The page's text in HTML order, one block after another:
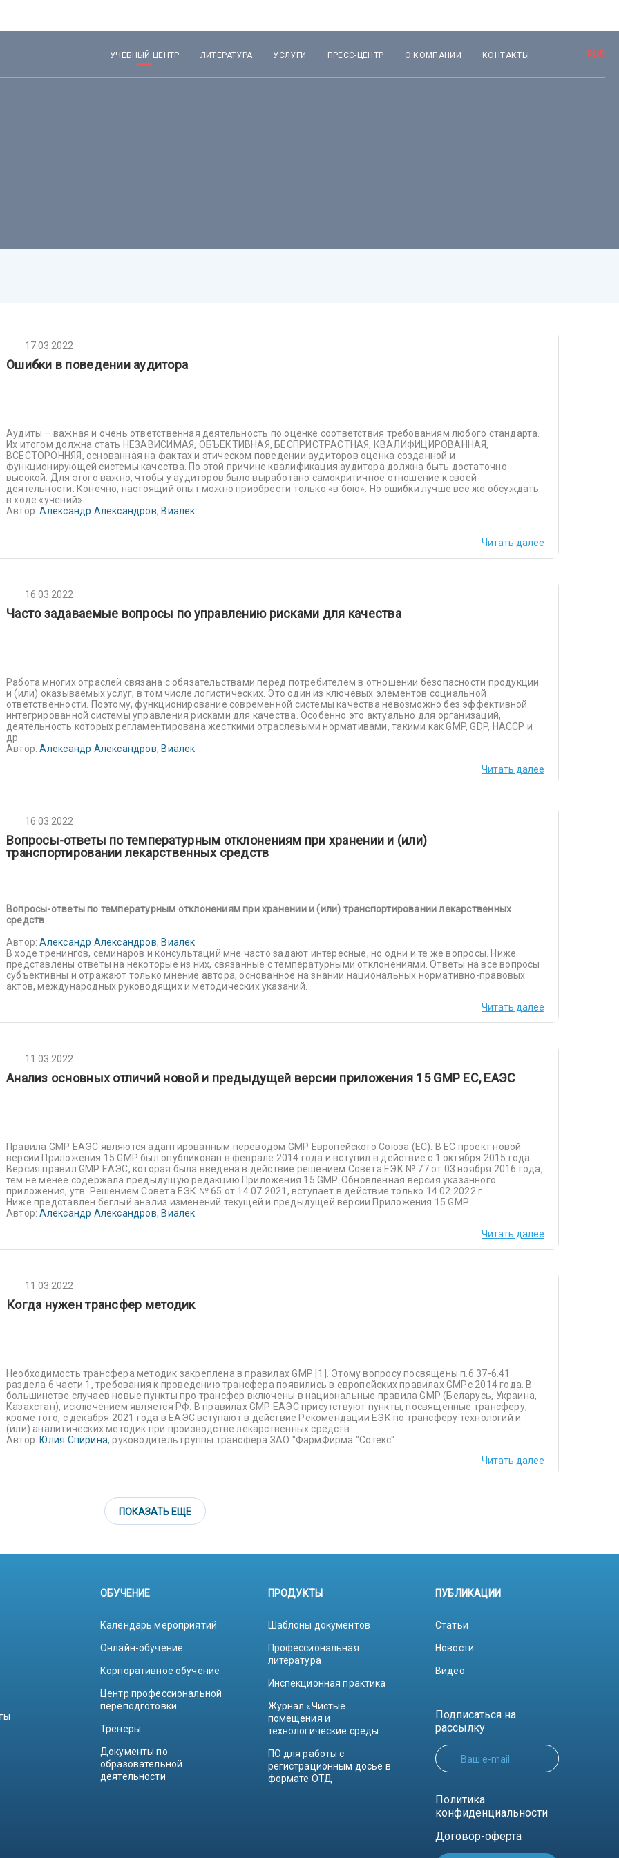
УЧЕБНЫЙ ЦЕНТР
Лекторы
ЛИТЕРАТУРА УСЛУГИ ПРЕСС-ЦЕНТР О КОМПАНИИ КОНТАКТЫ
17.03.2022
Ошибки в поведении аудитора
Аудиты – важная и очень ответственная деятельность по оценке соответствия требованиям любого стандарта.
Их итогом должна стать НЕЗАВИСИМАЯ, ОБЪЕКТИВНАЯ, БЕСПРИСТРАСТНАЯ, КВАЛИФИЦИРОВАННАЯ,
ВСЕСТОРОННЯЯ, основанная на фактах и этическом поведении аудиторов оценка созданной и
функционирующей системы качества. По этой причине квалификация аудитора должна быть достаточно
высокой. Для этого важно, чтобы у аудиторов было выработано самокритичное отношение к своей
деятельности. Конечно, настоящий опыт можно приобрести только «в бою». Но ошибки лучше все же обсуждать
в ходе «учений».
Автор:Александр Александров, Виалек
Читать далее
16.03.2022
Часто задаваемые вопросы по управлению рисками для качества
Работа многих отраслей связана с обязательствами перед потребителем в отношении безопасности продукции
и (или) оказываемых услуг, в том числе логистических. Это один из ключевых элементов социальной
ответственности. Поэтому, функционирование современной системы качества невозможно без эффективной
интегрированной системы управления рисками для качества. Особенно это актуально для организаций,
деятельность которых регламентирована жесткими отраслевыми нормативами, такими как GMP, GDP, HACCP и
др.
Автор:Александр Александров, Виалек
Читать далее
16.03.2022
Вопросы-ответы по температурным отклонениям при хранении и (или)
транспортировании лекарственных средств
Вопросы-ответы по температурным отклонениям при хранении и (или) транспортировании лекарственных
средств
Автор:Александр Александров, Виалек
В ходе тренингов, семинаров и консультаций мне часто задают интересные, но одни и те же вопросы. Ниже
представлены ответы на некоторые из них, связанные с температурными отклонениями. Ответы на все вопросы
субъективны и отражают только мнение автора, основанное на знании национальных нормативно-правовых
актов, международных руководящих и методических указаний.
Читать далее
11.03.2022
Анализ основных отличий новой и предыдущей версии приложения 15 GMP ЕС, ЕАЭС
Правила GMP ЕАЭС являются адаптированным переводом GMP Европейского Союза (ЕС). В ЕС проект новой
версии Приложения 15 GMP был опубликован в феврале 2014 года и вступил в действие с 1 октября 2015 года.
Версия правил GMP ЕАЭС, которая была введена в действие решением Совета ЕЭК № 77 от 03 ноября 2016 года,
тем не менее содержала предыдущую редакцию Приложения 15 GMP. Обновленная версия указанного
приложения, утв. Решением Совета ЕЭК № 65 от 14.07.2021, вступает в действие только 14.02.2022 г.
Ниже представлен беглый анализ изменений текущей и предыдущей версии Приложения 15 GMP.
Автор:Александр Александров, Виалек
Читать далее
11.03.2022
Когда нужен трансфер методик
Необходимость трансфера методик закреплена в правилах GMP [1]. Этому вопросу посвящены п.6.37-6.41
раздела 6 части 1, требования к проведению трансфера появились в европейских правилах GMPc 2014 года. В
большинстве случаев новые пункты про трансфер включены в национальные правила GMP (Беларусь, Украина,
Казахстан), исключением является РФ. В правилах GMP ЕАЭС присутствуют пункты, посвященные трансферу,
кроме того, с декабря 2021 года в ЕАЭС вступают в действие Рекомендации ЕЭК по трансферу технологий и
(или) аналитических методик при производстве лекарственных средств.
Автор: Юлия Спирина, руководитель группы трансфера ЗАО "ФармФирма "Сотекс"
Читать далее
ПОКАЗАТЬ ЕЩЕ
ОБУЧЕНИЕ
Календарь мероприятий
Онлайн-обучение
Корпоративное обучение
Центр профессиональной
переподготовки
Тренеры
Документы по
образовательной
деятельности
ПРОДУКТЫ
Шаблоны документов
Профессиональная
литература
Инспекционная практика
Журнал «Чистые
помещения и
технологические среды
ПО для работы с
регистрационным досье в
формате ОТД
ПУБЛИКАЦИИ
Статьи
Новости
Видео
Подписаться на
рассылку
Ваш e-mail
Политика
конфиденциальности
Договор-оферта